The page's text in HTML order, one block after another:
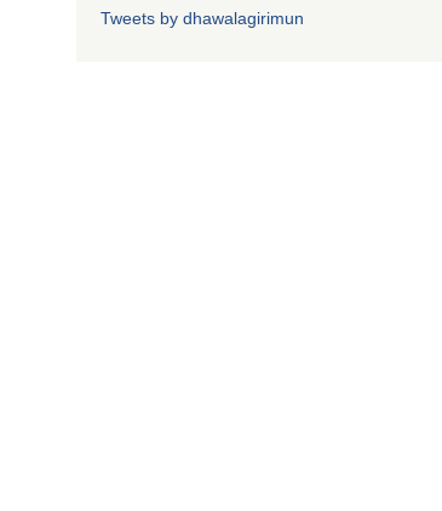
Tweets by dhawalagirimun